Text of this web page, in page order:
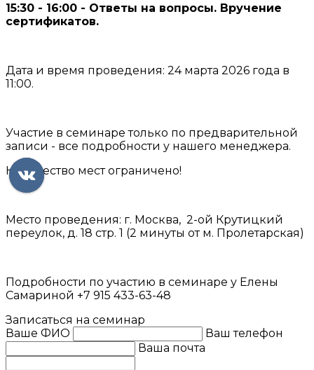
15:30 - 16:00 - Ответы на вопросы. Вручение
сертификатов.
Дата и время проведения: 24 марта 2026 года в
11:00.
Участие в семинаре только по предварительной
записи - все подробности у нашего менеджера.
Количество мест ограничено!
Место проведения: г. Москва, 2-ой Крутицкий
переулок, д. 18 стр. 1 (2 минуты от м. Пролетарская)
Подробности по участию в семинаре у Елены
Самариной +7 915 433-63-48
Записаться на семинар
Ваше ФИО
Ваш телефон
Ваша почта